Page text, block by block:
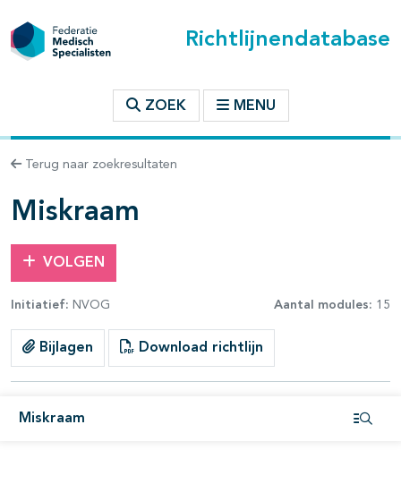
Richtlijnendatabase
ZOEK MENU
Terug naar zoekresultaten
Miskraam
VOLGEN
Initiatief: NVOG Aantal modules: 15
Bijlagen Download richtlijn
Miskraam
binnen deze richtlijn